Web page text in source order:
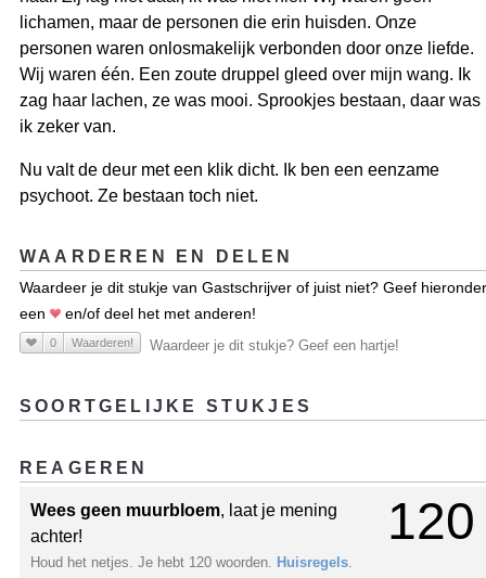
lichamen, maar de personen die erin huisden. Onze
personen waren onlosmakelijk verbonden door onze liefde.
Wij waren één. Een zoute druppel gleed over mijn wang. Ik
zag haar lachen, ze was mooi. Sprookjes bestaan, daar was
ik zeker van.
Nu valt de deur met een klik dicht. Ik ben een eenzame
psychoot. Ze bestaan toch niet.
WAARDEREN EN DELEN
Waardeer je dit stukje van Gastschrijver of juist niet? Geef hieronder
een
en/of deel het met anderen!
0 Waarderen! Waardeer je dit stukje? Geef een hartje!
SOORTGELIJKE STUKJES
REAGEREN
120
Wees geen muurbloem, laat je mening
achter!
Houd het netjes. Je hebt 120 woorden. Huisregels